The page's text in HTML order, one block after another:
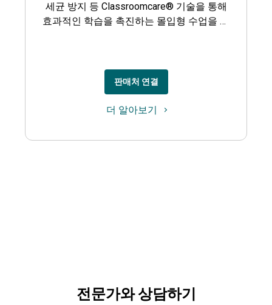
세균 방지 등 Classroomcare® 기술을 통해
효과적인 학습을 촉진하는 몰입형 수업을 제
판매처 연결
더 알아보기
전문가와 상담하기